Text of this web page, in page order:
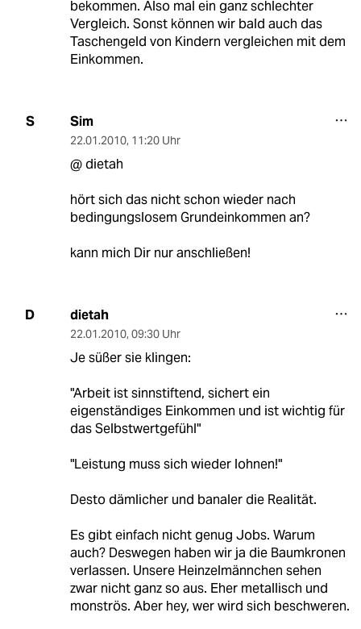
bekommen. Also mal ein ganz schlechter
Vergleich. Sonst können wir bald auch das
Taschengeld von Kindern vergleichen mit dem
Einkommen.
S Sim
22.01.2010, 11:20 Uhr
@ dietah
hört sich das nicht schon wieder nach
bedingungslosem Grundeinkommen an?
kann mich Dir nur anschließen!
D dietah
22.01.2010, 09:30 Uhr
Je süßer sie klingen:
"Arbeit ist sinnstiftend, sichert ein
eigenständiges Einkommen und ist wichtig für
das Selbstwertgefühl"
"Leistung muss sich wieder lohnen!"
Desto dämlicher und banaler die Realität.
Es gibt einfach nicht genug Jobs. Warum
auch? Deswegen haben wir ja die Baumkronen
verlassen. Unsere Heinzelmännchen sehen
zwar nicht ganz so aus. Eher metallisch und
monströs. Aber hey, wer wird sich beschweren.